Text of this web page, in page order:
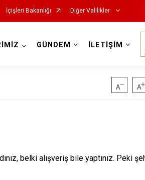
İçişleri Bakanlığı Diğer Valilikler
GÜNDEM İLETİŞİM
belki alışveriş bile yaptınız. Peki